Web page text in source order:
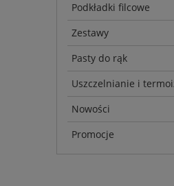
Podkładki filcowe
Zestawy
Pasty do rąk
Uszczelnianie i
Nowości
Promocje